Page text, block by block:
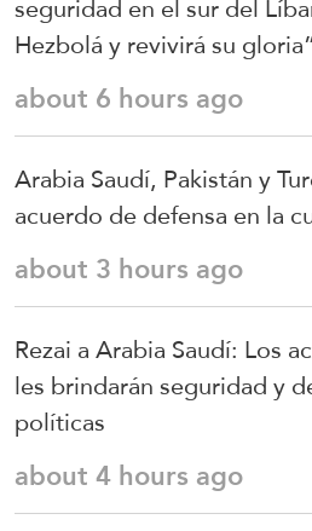
Hezbolá y revivirá su
about 6 hours ago
Arabia Saudí, Pakistán y
acuerdo de defensa en la
about 3 hours ago
Rezai a Arabia Saudí: Los
les brindarán seguridad y
políticas
about 4 hours ago